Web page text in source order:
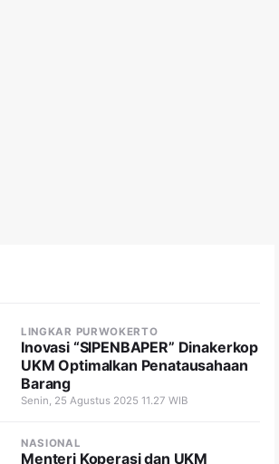
LINGKAR PURWOKERTO
Inovasi “SIPENBAPER” Dinakerkop
UKM Optimalkan Penatausahaan
Barang
Senin, 25 Agustus 2025 11.27 WIB
NASIONAL
Menteri Koperasi dan UKM